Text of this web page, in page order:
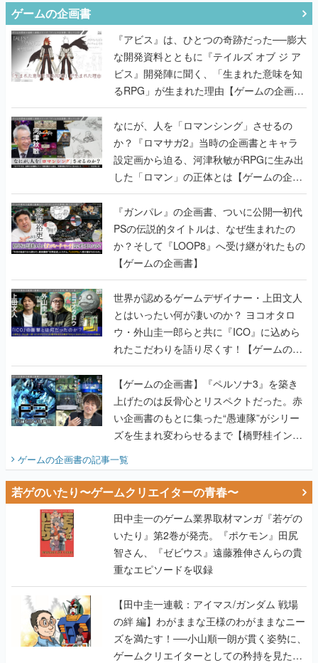
ゲームの企画書
『アビス』は、ひとつの奇跡だった──膨大
な開発資料とともに『テイルズ オブ ジ ア
ビス』開発陣に聞く、「生まれた意味を知
るRPG」が生まれた理由【ゲームの企画
書】
なにが、人を「ロマンシング」させるの
か？『ロマサガ2』当時の企画書とキャラ
設定画から迫る、河津秋敏がRPGに生み出
した「ロマン」の正体とは【ゲームの企画
書】
『ガンパレ』の企画書、ついに公開━初代
PSの伝説的タイトルは、なぜ生まれたの
か？そして『LOOP8』へ受け継がれたもの
【ゲームの企画書】
世界が認めるゲームデザイナー・上田文人
とはいったい何が凄いのか？ ヨコオタロ
ウ・外山圭一郎らと共に『ICO』に込めら
れたこだわりを語り尽くす！【ゲームの企
画書】
【ゲームの企画書】『ペルソナ3』を築き
上げたのは反骨心とリスペクトだった。赤
い企画書のもとに集った“愚連隊”がシリー
ズを生まれ変わらせるまで【橋野桂インタ
ゲームの企画書の記事一覧
若ゲのいたり〜ゲームクリエイターの青春〜
田中圭一のゲーム業界取材マンガ『若ゲの
いたり』第2巻が発売。『ポケモン』田尻
智さん、『ゼビウス』遠藤雅伸さんらの貴
重なエピソードを収録
【田中圭一連載：アイマス/ガンダム 戦場
の絆 編】わがままな王様のわがままなニー
ズを満たす！──小山順一朗が貫く姿勢に、
ゲームクリエイターとしての矜持を見た